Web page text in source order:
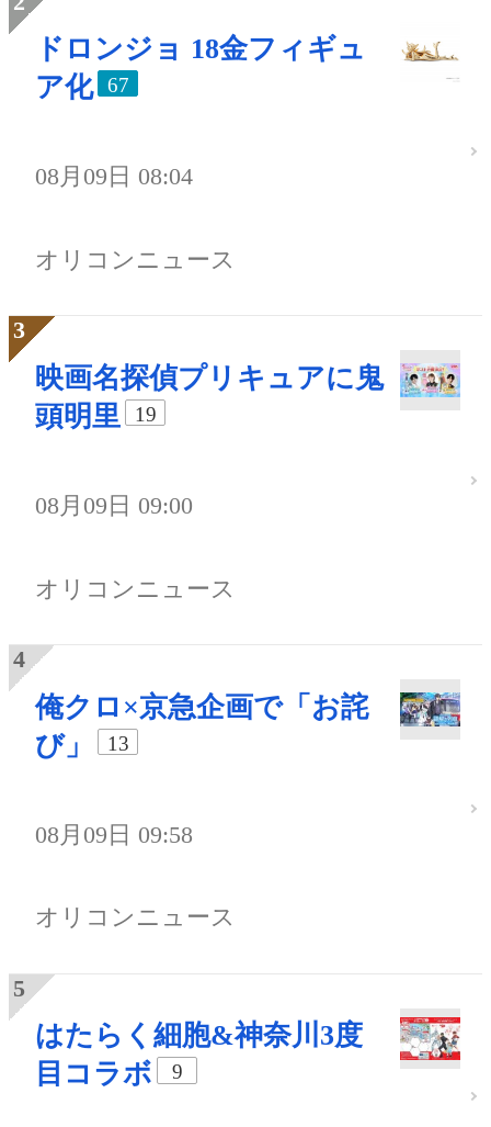
ドロンジョ 18金フィギュ
ア化
67
08月09日 08:04
オリコンニュース
映画名探偵プリキュアに鬼
頭明里
19
08月09日 09:00
オリコンニュース
俺クロ×京急企画で「お詫
び」
13
08月09日 09:58
オリコンニュース
はたらく細胞&神奈川3度
目コラボ
9